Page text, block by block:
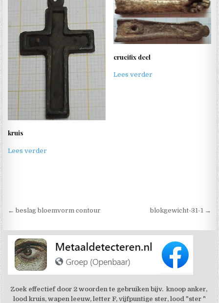
kruis
Lees verder
crucifix deel
Lees verder
Berichtnavigatie
← beslag bloemvorm contour blokgewicht-31-1 →
Zoek effectief door 2 woorden te gebruiken bijv. knoop anker,
lood kruis, wapen leeuw, letter F, vijfpuntige ster, lood "ster "